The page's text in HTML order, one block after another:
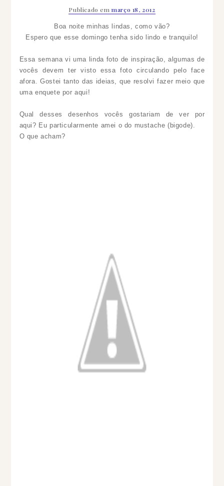
Publicado emmarço 18, 2012
Boa noite minhas lindas, como vão?
Espero que esse domingo tenha sido lindo e tranquilo!
Essa semana vi uma linda foto de inspiração, algumas de
vocês devem ter visto essa foto circulando pelo face
afora. Gostei tanto das ideias, que resolvi fazer meio que
uma enquete por aqui!
Qual desses desenhos vocês gostariam de ver por
aqui? Eu particularmente amei o do mustache (bigode).
O que acham?